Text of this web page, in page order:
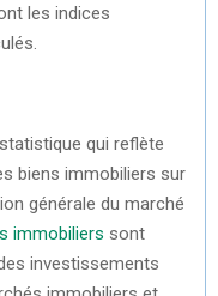
les indices
qui reflète
biens immobiliers sur
générale du marché
immobiliers sont
investissements